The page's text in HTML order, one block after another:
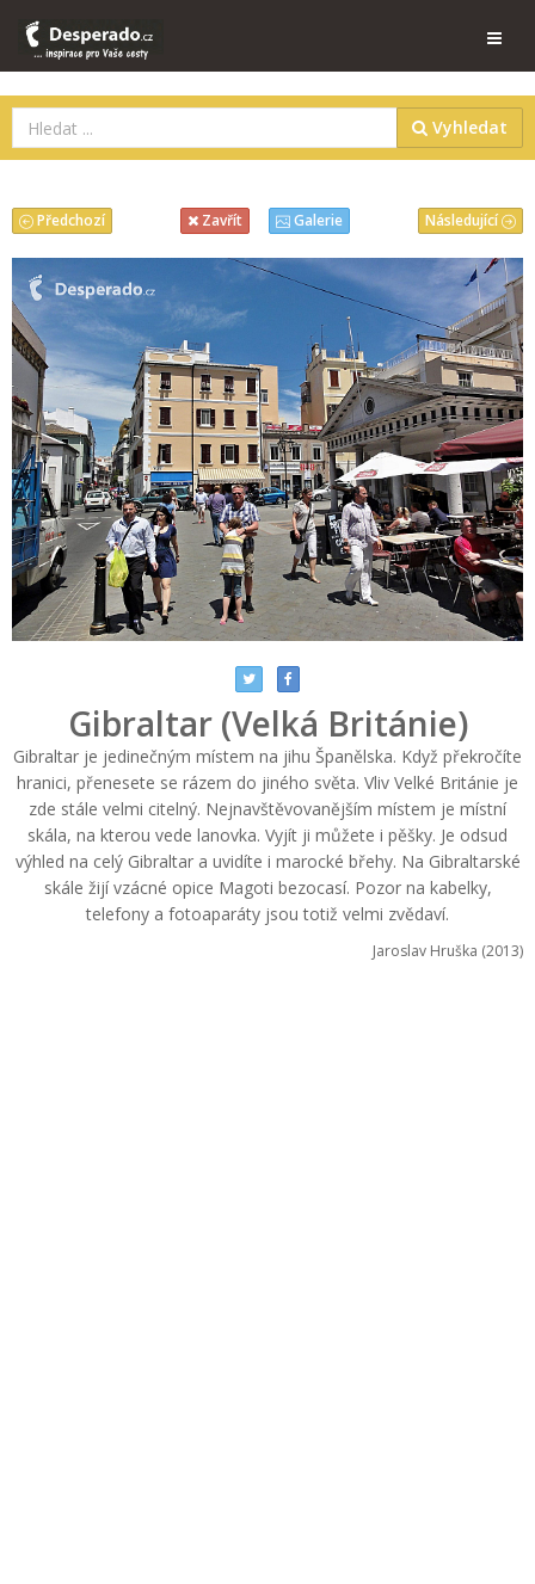
Vyhledat
Následující
Předchozí Zavřít Galerie
Gibraltar (Velká Británie)
Gibraltar je jedinečným místem na jihu Španělska. Když překročíte
hranici, přenesete se rázem do jiného světa. Vliv Velké Británie je
zde stále velmi citelný. Nejnavštěvovanějším místem je místní
skála, na kterou vede lanovka. Vyjít ji můžete i pěšky. Je odsud
výhled na celý Gibraltar a uvidíte i marocké břehy. Na Gibraltarské
skále žijí vzácné opice Magoti bezocasí. Pozor na kabelky,
telefony a fotoaparáty jsou totiž velmi zvědaví.
Jaroslav Hruška (2013)